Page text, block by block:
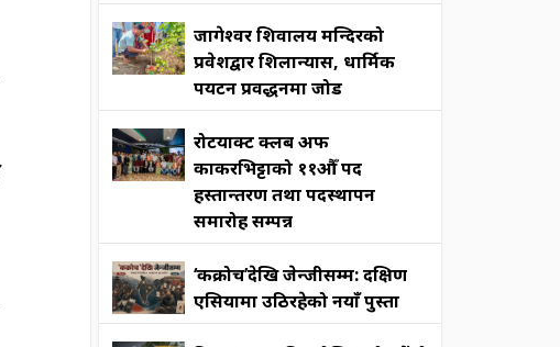
जागेश्वर शिवालय मन्दिरको
प्रवेशद्वार शिलान्यास, धार्मिक
पर्यटन प्रवर्द्धनमा जोड
रोटर्याक्ट क्लब अफ
काकरभिट्टाको ११औँ पद
हस्तान्तरण तथा पदस्थापन
समारोह सम्पन्न
‘कक्रोच’देखि जेन्जीसम्म: दक्षिण
एसियामा उठिरहेको नयाँ पुस्ता